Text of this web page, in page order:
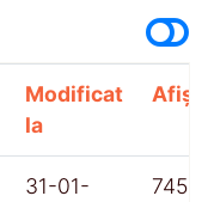
Modificat
la
31-01-
745